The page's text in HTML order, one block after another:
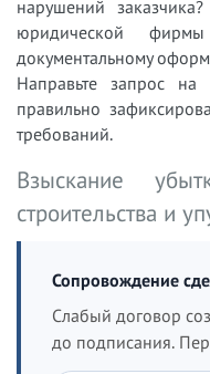
нарушений
юридической
документальному
Направьте запрос
правильно
требований.
Взыскание
строительства и
Сопровождение
Слабый договор
до подписания.